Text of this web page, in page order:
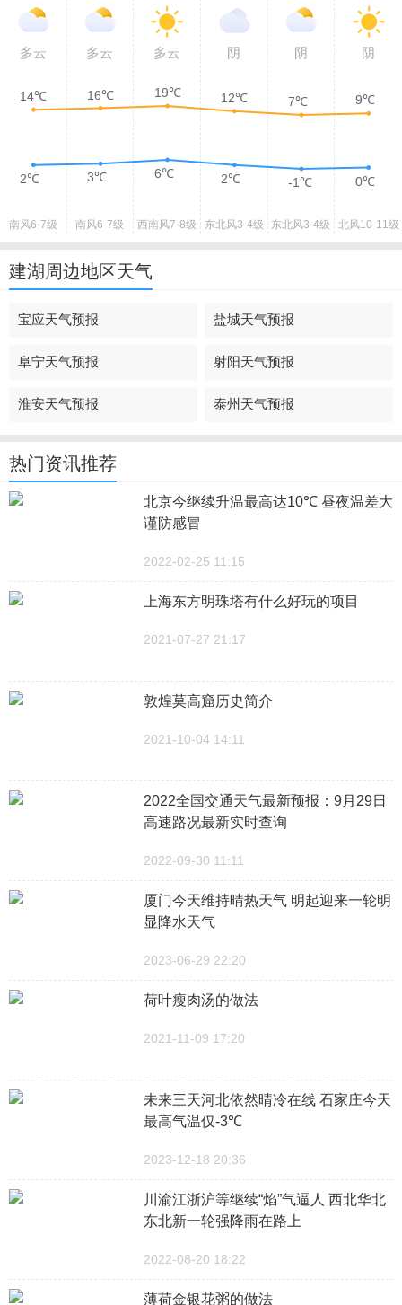
多云
南风6-7级
多云
南风6-7级
多云
西南风7-8级
阴
东北风3-4级
阴
东北风3-4级
阴
北风10-11级
14℃ 16℃ 19℃ 12℃ 7℃ 9℃
2℃ 3℃ 6℃ 2℃ -1℃ 0℃
建湖周边地区天气
宝应天气预报 盐城天气预报
阜宁天气预报 射阳天气预报
淮安天气预报 泰州天气预报
热门资讯推荐
北京今继续升温最高达10℃ 昼夜温差大
谨防感冒
2022-02-25 11:15
上海东方明珠塔有什么好玩的项目
2021-07-27 21:17
敦煌莫高窟历史简介
2021-10-04 14:11
2022全国交通天气最新预报：9月29日
高速路况最新实时查询
2022-09-30 11:11
厦门今天维持晴热天气 明起迎来一轮明
显降水天气
2023-06-29 22:20
荷叶瘦肉汤的做法
2021-11-09 17:20
未来三天河北依然晴冷在线 石家庄今天
最高气温仅-3℃
2023-12-18 20:36
川渝江浙沪等继续“焰”气逼人 西北华北
东北新一轮强降雨在路上
2022-08-20 18:22
薄荷金银花粥的做法